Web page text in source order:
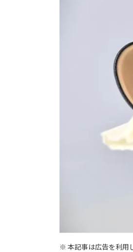
※ 本記事は広告を利用